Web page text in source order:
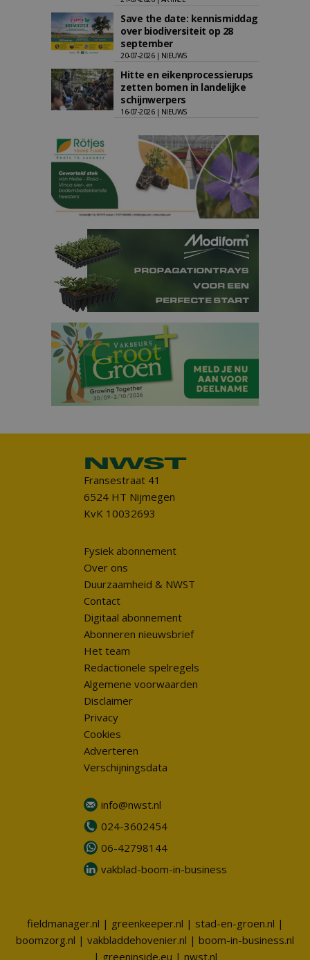
Save the date: kennismiddag
over biodiversiteit op 28
september
20-07-2026 | NIEUWS
Hitte en eikenprocessierups
zetten bomen in landelijke
schijnwerpers
16-07-2026 | NIEUWS
Fransestraat 41
6524 HT Nijmegen
KvK 10032693
Fysiek abonnement
Over ons
Duurzaamheid & NWST
Contact
Digitaal abonnement
Abonneren nieuwsbrief
Het team
Redactionele spelregels
Algemene voorwaarden
Disclaimer
Privacy
Cookies
Adverteren
Verschijningsdata
info@nwst.nl
024-3602454
06-42798144
vakblad-boom-in-business
fieldmanager.nl | greenkeeper.nl | stad-en-groen.nl |
boomzorg.nl | vakbladdehovenier.nl | boom-in-business.nl
| greeninside.eu | nwst.nl